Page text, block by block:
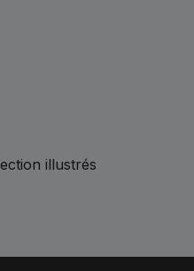
illustrés